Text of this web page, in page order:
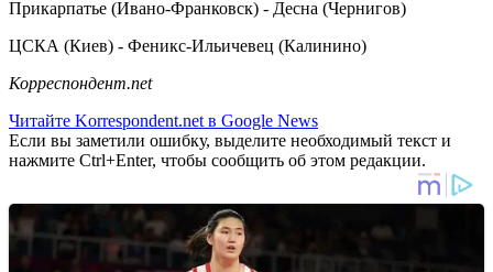
Прикарпатье (Ивано-Франковск) - Десна (Чернигов)
ЦСКА (Киев) - Феникс-Ильичевец (Калинино)
Корреспондент.net
Читайте Korrespondent.net в Google News
Если вы заметили ошибку, выделите необходимый текст и
нажмите Ctrl+Enter, чтобы сообщить об этом редакции.